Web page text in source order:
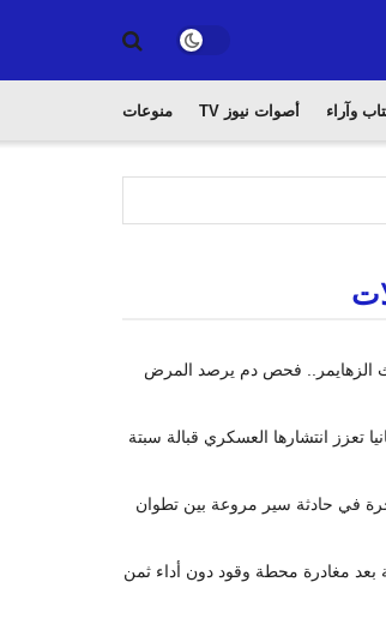
وآراء أصوات نيوز TV منوعات
الزهايمر.. فحص دم يرصد المرض
تعزز انتشارها العسكري قبالة سبتة
في حادثة سير مروعة بين تطوان
مغادرة محطة وقود دون أداء ثمن